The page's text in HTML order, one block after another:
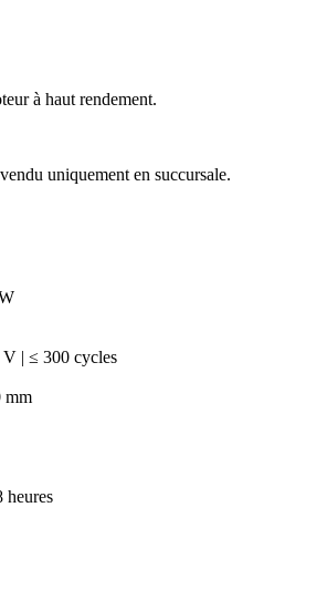
à haut rendement.
uniquement en succursale.
| ≤ 300 cycles
mm
heures